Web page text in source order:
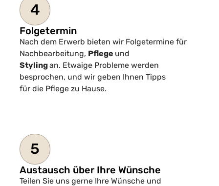
4
Folgetermin
Nach dem Erwerb bieten wir Folgetermine für
Nachbearbeitung, Pflege und
Stylingan. Etwaige Probleme werden
besprochen, und wir geben Ihnen Tipps
für die Pflege zu Hause.
5
Austausch über Ihre Wünsche
Teilen Sie uns gerne Ihre Wünsche und